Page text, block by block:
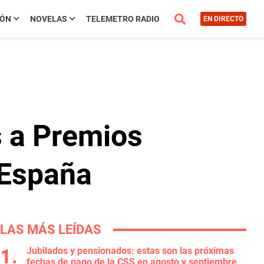
NOVELAS TELEMETRO RADIO EN DIRECTO
Premios
LAS MÁS LEÍDAS
Jubilados y pensionados: estas son las próximas